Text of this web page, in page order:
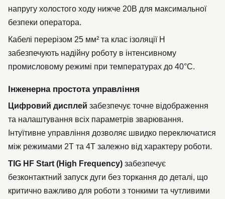
напругу холостого ходу нижче 20В для максимальної
безпеки оператора.
Кабелі перерізом 25 мм² та клас ізоляції H
забезпечують надійну роботу в інтенсивному
промисловому режимі при температурах до 40°C.
Інженерна простота управління
Цифровий дисплей забезпечує точне відображення
та налаштування всіх параметрів зварювання.
Інтуїтивне управління дозволяє швидко переключатися
між режимами 2T та 4T залежно від характеру роботи.
TIG HF Start (High Frequency) забезпечує
безконтактний запуск дуги без торкання до деталі, що
критично важливо для роботи з тонкими та чутливими